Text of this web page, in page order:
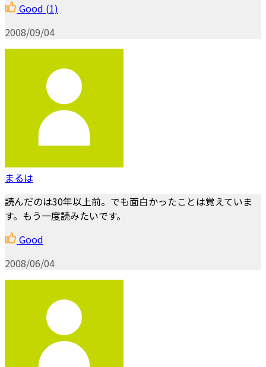
Good (1)
2008/09/04
まるは
読んだのは30年以上前。でも面白かったことは覚えていま
す。もう一度読みたいです。
Good
2008/06/04